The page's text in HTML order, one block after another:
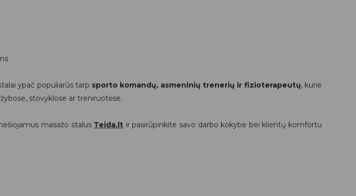
ypač populiarūs tarp sporto komandų, asmeninių trenerių ir fizioterapeutų, kurie
stovyklose ar treniruotėse.
masažo stalus Teida.lt ir pasirūpinkite savo darbo kokybe bei klientų komfortu